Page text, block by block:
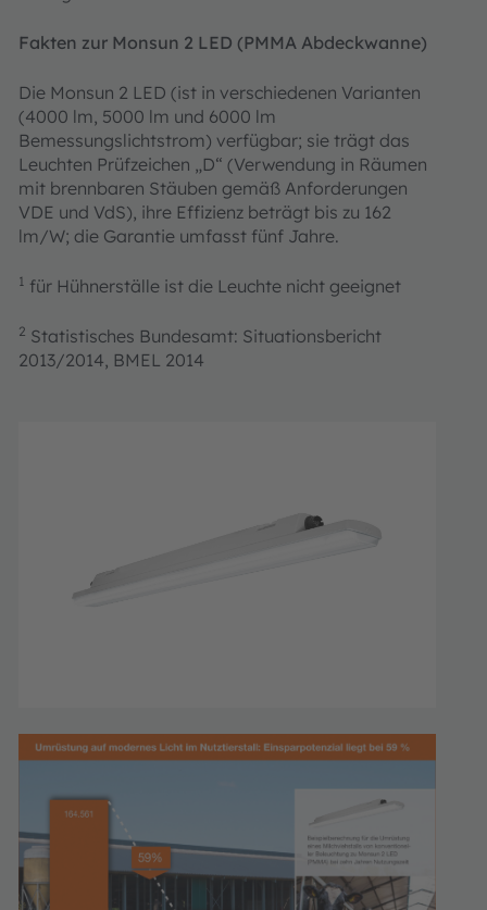
Fakten zur Monsun 2 LED (PMMA Abdeckwanne)
Die Monsun 2 LED (ist in verschiedenen Varianten
(4000 lm, 5000 lm und 6000 lm
Bemessungslichtstrom) verfügbar; sie trägt das
Leuchten Prüfzeichen „D“ (Verwendung in Räumen
mit brennbaren Stäuben gemäß Anforderungen
VDE und VdS), ihre Effizienz beträgt bis zu 162
lm/W; die Garantie umfasst fünf Jahre.
1 für Hühnerställe ist die Leuchte nicht geeignet
2 Statistisches Bundesamt: Situationsbericht
2013/2014, BMEL 2014